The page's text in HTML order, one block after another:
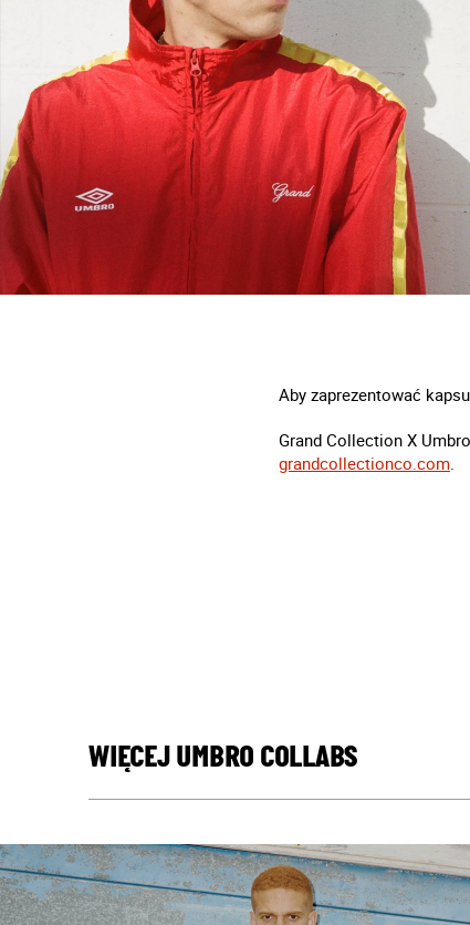
Aby zaprezentować
Grand Collection X
grandcollectionco.com.
WIĘCEJ UMBRO COLLABS